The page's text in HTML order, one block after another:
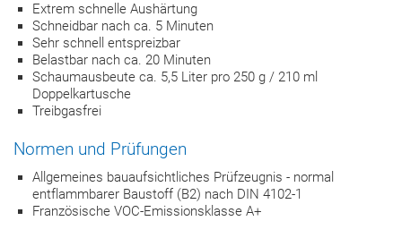
Extrem schnelle Aushärtung
Schneidbar nach ca. 5 Minuten
Sehr schnell entspreizbar
Belastbar nach ca. 20 Minuten
Schaumausbeute ca. 5,5 Liter pro 250 g / 210 ml
Doppelkartusche
Treibgasfrei
Normen und Prüfungen
Allgemeines bauaufsichtliches Prüfzeugnis - normal
entflammbarer Baustoff (B2) nach DIN 4102-1
Französische VOC-Emissionsklasse A+